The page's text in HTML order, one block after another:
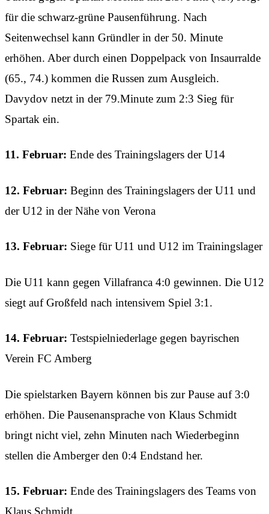
für die schwarz-grüne Pausenführung. Nach
Seitenwechsel kann Gründler in der 50. Minute
erhöhen. Aber durch einen Doppelpack von Insaurralde
(65., 74.) kommen die Russen zum Ausgleich.
Davydov netzt in der 79.Minute zum 2:3 Sieg für
Spartak ein.
11. Februar: Ende des Trainingslagers der U14
12. Februar: Beginn des Trainingslagers der U11 und
der U12 in der Nähe von Verona
13. Februar: Siege für U11 und U12 im Trainingslager
Die U11 kann gegen Villafranca 4:0 gewinnen. Die U12
siegt auf Großfeld nach intensivem Spiel 3:1.
14. Februar: Testspielniederlage gegen bayrischen
Verein FC Amberg
Die spielstarken Bayern können bis zur Pause auf 3:0
erhöhen. Die Pausenansprache von Klaus Schmidt
bringt nicht viel, zehn Minuten nach Wiederbeginn
stellen die Amberger den 0:4 Endstand her.
15. Februar: Ende des Trainingslagers des Teams von
Klaus Schmidt